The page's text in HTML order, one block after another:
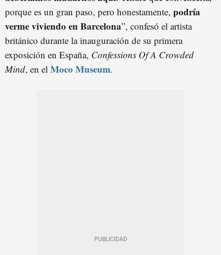
porque es un gran paso, pero honestamente, podría
verme viviendo en Barcelona”, confesó el artista
británico durante la inauguración de su primera
exposición en España, Confessions Of A Crowded
Mind, en el Moco Museum.